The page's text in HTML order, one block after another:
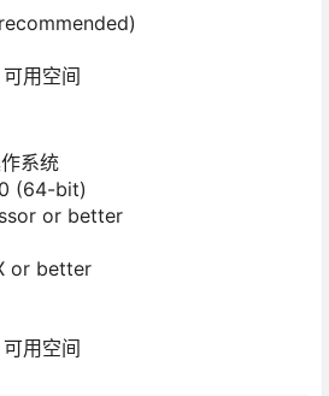
用空间
系统
(64-bit)
or better
or better
用空间